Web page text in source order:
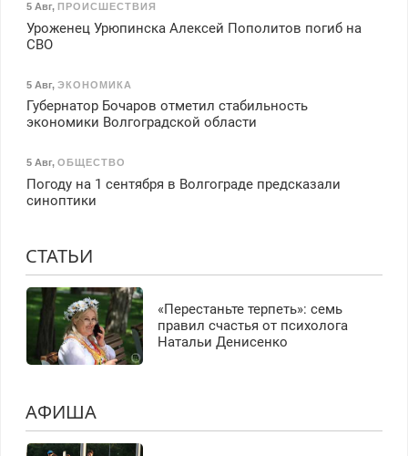
5 Авг, ПРОИСШЕСТВИЯ
Уроженец Урюпинска Алексей Пополитов погиб на
СВО
5 Авг, ЭКОНОМИКА
Губернатор Бочаров отметил стабильность
экономики Волгоградской области
5 Авг, ОБЩЕСТВО
Погоду на 1 сентября в Волгограде предсказали
синоптики
СТАТЬИ
«Перестаньте терпеть»: семь
правил счастья от психолога
Натальи Денисенко
АФИША